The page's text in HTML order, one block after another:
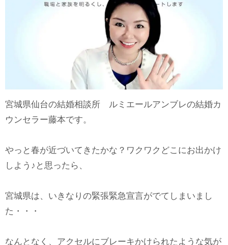
宮城県仙台の結婚相談所 ルミエールアンブレの結婚カ
ウンセラー藤本です。
やっと春が近づいてきたかな？ワクワクどこにお出かけ
しよう♪と思ったら、
宮城県は、いきなりの緊張緊急宣言がでてしまいまし
た・・・
なんとなく、アクセルにブレーキかけられたような気が